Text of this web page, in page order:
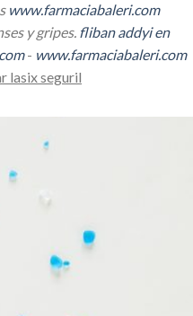
www.farmaciabaleri.com
y gripes. fliban addyi en
- www.farmaciabaleri.com
lasix seguril